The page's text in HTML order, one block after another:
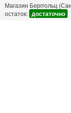
Магазин Берггольц
остаток: достаточно